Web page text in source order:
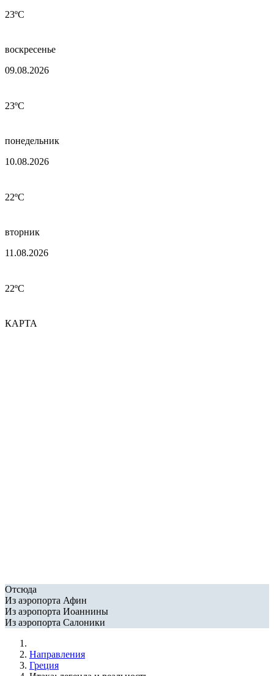
23ºC
воскресенье
09.08.2026
23ºC
понедельник
10.08.2026
22ºC
вторник
11.08.2026
22ºC
КАРТА
Отсюда
Из аэропорта Афин
Из аэропорта Иоаннины
Из аэропорта Салоники
Направления
Греция